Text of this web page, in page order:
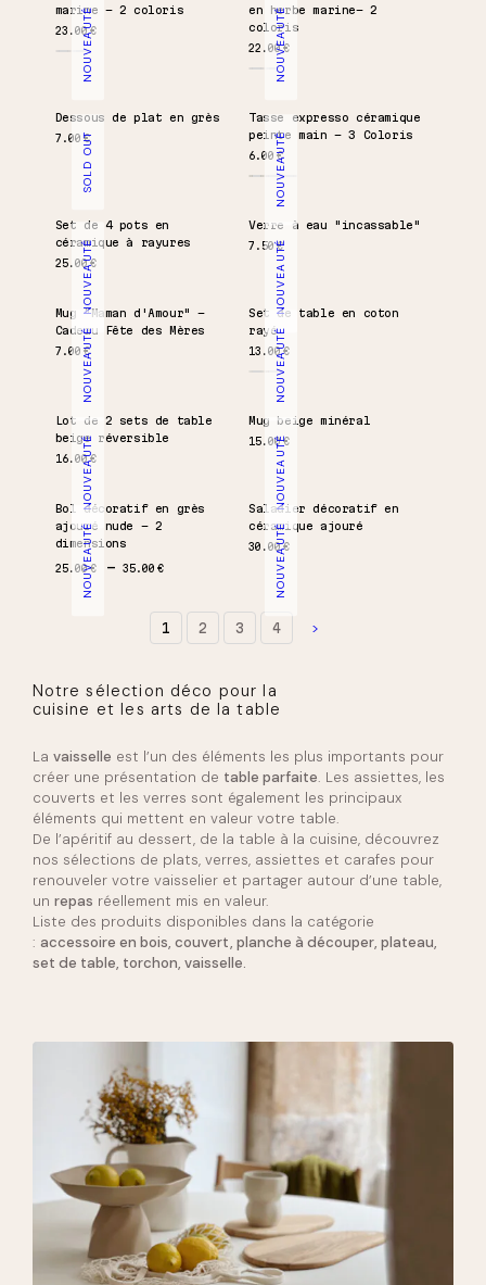
NOUVEAUTÉ
marine – 2 coloris
23.00€ NOUVEAUTÉ
en herbe marine- 2
coloris
22.00€
SOLD OUT
Dessous de plat en grès
7.00 € NOUVEAUTÉ
Tasse expresso céramique
peinte main – 3 Coloris
6.00 €
NOUVEAUTÉ
Set de 4 pots en
céramique à rayures
25.00€ NOUVEAUTÉ
Verre à eau "incassable"
7.50€
NOUVEAUTÉ
Mug "Maman d'Amour" –
Cadeau Fête des Mères
7.00 € NOUVEAUTÉ
Set de table en coton
rayé
13.00€
NOUVEAUTÉ
Lot de 2 sets de table
beige réversible
16.00€ NOUVEAUTÉ
Mug beige minéral
15.00€
NOUVEAUTÉ
Bol décoratif en grès
ajouré nude – 2
dimensions
25.00€ 35.00 €Plage de prix : 25.00 € à 35.00 €
NOUVEAUTÉ
Saladier décoratif en
céramique ajouré
30.00€
1 2 3 4
Notre sélection déco pour la
cuisine et les arts de la table
La vaisselle est l’un des éléments les plus importants pour
créer une présentation de table parfaite. Les assiettes, les
couverts et les verres sont également les principaux
éléments qui mettent en valeur votre table.
De l’apéritif au dessert, de la table à la cuisine, découvrez
nos sélections de plats, verres, assiettes et carafes pour
renouveler votre vaisselier et partager autour d’une table,
un repas réellement mis en valeur.
Liste des produits disponibles dans la catégorie
: accessoire en bois, couvert, planche à découper, plateau,
set de table, torchon, vaisselle.